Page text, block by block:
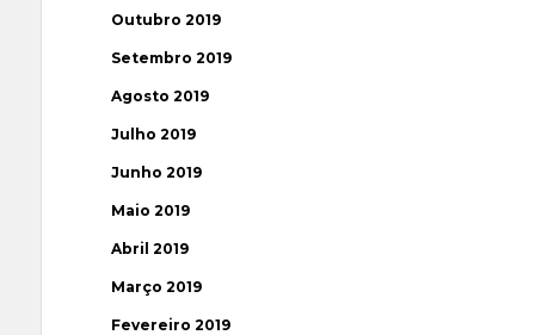
Outubro 2019
Setembro 2019
Agosto 2019
Julho 2019
Junho 2019
Maio 2019
Abril 2019
Março 2019
Fevereiro 2019